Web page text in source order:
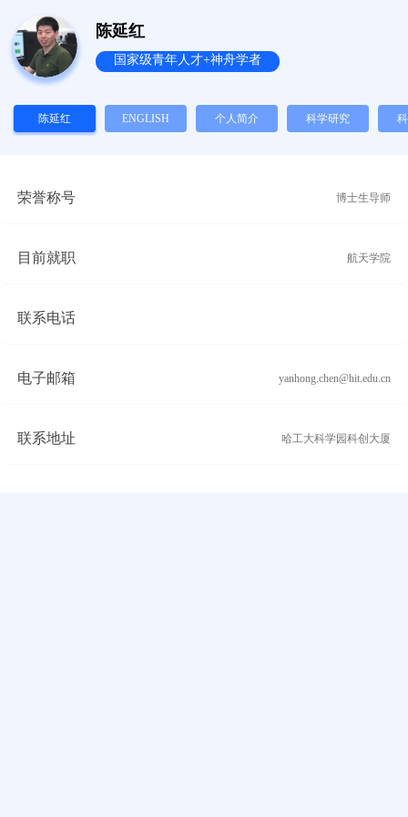
陈延红
国家级青年人才+神舟学者
陈延红 ENGLISH 个人简介 科学研究
荣誉称号 博士生导师
目前就职 航天学院
联系电话
电子邮箱 yanhong.chen@hit.edu.cn
联系地址 哈工大科学园科创大厦